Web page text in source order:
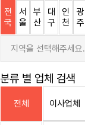
전
국
서
울
부
산
대
구
인
천
광
주
지역을 선택해주세요.
분류 별 업체 검색
전체 이사업체